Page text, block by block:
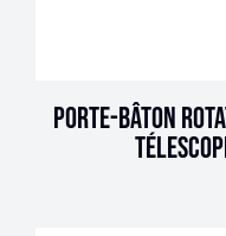
Porte-bâton